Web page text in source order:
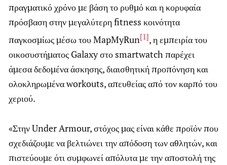
πραγματικό χρόνο με βάση το ρυθμό και η κορυφαία
πρόσβαση στην μεγαλύτερη fitness κοινότητα
παγκοσμίως μέσω του MapMyRun[1], η εμπειρία του
οικοσυστήματος Galaxy στο smartwatch παρέχει
άμεσα δεδομένα άσκησης, διαισθητική προπόνηση και
ολοκληρωμένα workouts, απευθείας από τον καρπό του
χεριού.
«Στην Under Armour, στόχος μας είναι κάθε προϊόν που
σχεδιάζουμε να βελτιώνει την απόδοση των αθλητών, και
πιστεύουμε ότι συμφωνεί απόλυτα με την αποστολή της